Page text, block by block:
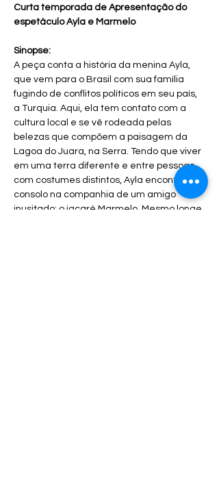
Curta temporada de Apresentação do
espetáculo Ayla e Marmelo
Sinopse:
A peça conta a história da menina Ayla,
que vem para o Brasil com sua família
fugindo de conflitos políticos em seu país,
a Turquia. Aqui, ela tem contato com a
cultura local e se vê rodeada pelas
belezas que compõem a paisagem da
Lagoa do Juara, na Serra. Tendo que viver
em uma terra diferente e entre pessoas
com costumes distintos, Ayla encontra
consolo na companhia de um amigo
inusitado: o jacaré Marmelo. Mesmo longe